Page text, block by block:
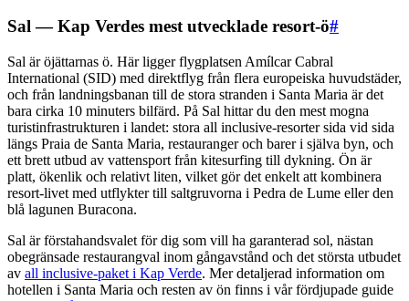
Sal — Kap Verdes mest utvecklade resort-ö#
Sal är öjättarnas ö. Här ligger flygplatsen Amílcar Cabral
International (SID) med direktflyg från flera europeiska huvudstäder,
och från landningsbanan till de stora stranden i Santa Maria är det
bara cirka 10 minuters bilfärd. På Sal hittar du den mest mogna
turistinfrastrukturen i landet: stora all inclusive-resorter sida vid sida
längs Praia de Santa Maria, restauranger och barer i själva byn, och
ett brett utbud av vattensport från kitesurfing till dykning. Ön är
platt, ökenlik och relativt liten, vilket gör det enkelt att kombinera
resort-livet med utflykter till saltgruvorna i Pedra de Lume eller den
blå lagunen Buracona.
Sal är förstahandsvalet för dig som vill ha garanterad sol, nästan
obegränsade restaurangval inom gångavstånd och det största utbudet
av all inclusive-paket i Kap Verde. Mer detaljerad information om
hotellen i Santa Maria och resten av ön finns i vår fördjupade guide